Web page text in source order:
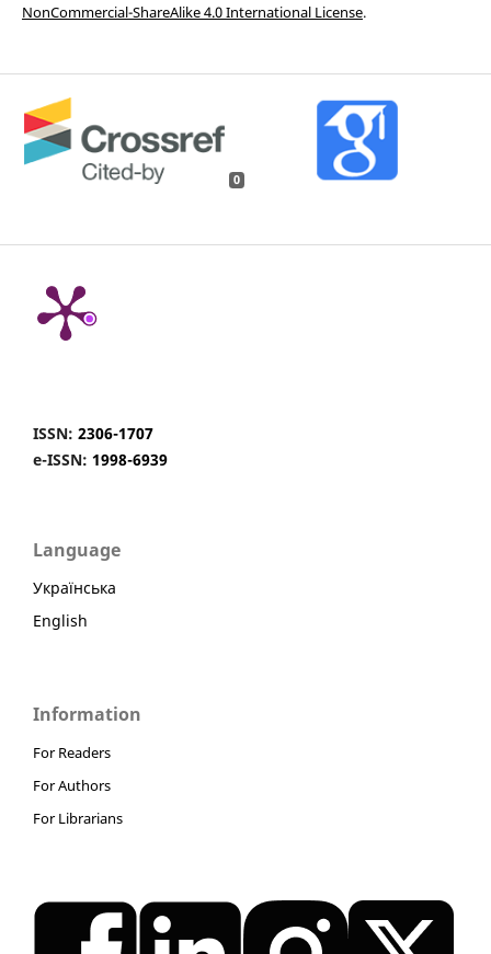
NonCommercial-ShareAlike 4.0 International License.
0
ISSN: 2306-1707
e-ISSN: 1998-6939
Language
Українська
English
Information
For Readers
For Authors
For Librarians